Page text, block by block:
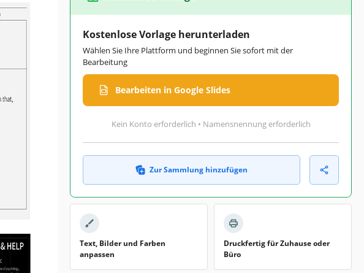
Kostenlose Vorlage herunterladen
Wählen Sie Ihre Plattform und beginnen Sie sofort mit der
Bearbeitung
Bearbeiten in Google Slides
Kein Konto erforderlich • Namensnennung erforderlich
Zur Sammlung hinzufügen
Text, Bilder und Farben
anpassen
Druckfertig für Zuhause oder
Büro